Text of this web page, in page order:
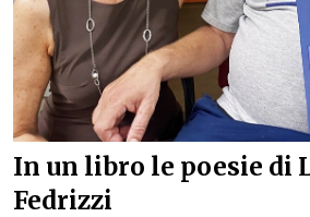
In un libro le poesie di
Fedrizzi